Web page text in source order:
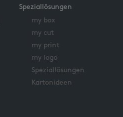
Speziallösungen
my box
my cut
my print
my logo
Speziallösungen
Kartonideen